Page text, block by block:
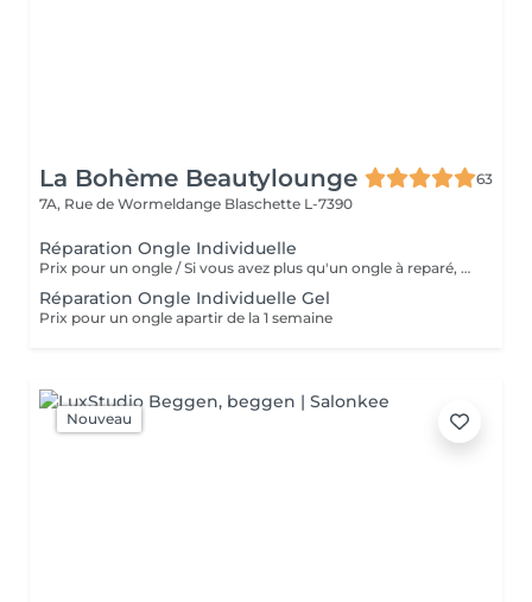
La Bohème Beautylounge
63
7A, Rue de Wormeldange Blaschette L-7390
Réparation Ongle Individuelle
Prix pour un ongle / Si vous avez plus qu'un ongle à reparé, svp de reservé plusieurs fois ce même service. Merci
Réparation Ongle Individuelle Gel
Prix pour un ongle apartir de la 1 semaine
Nouveau